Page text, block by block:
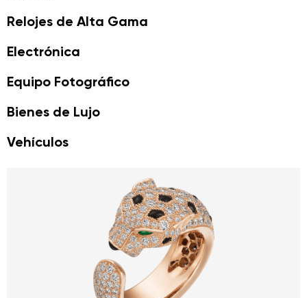
Relojes de Alta Gama
Electrónica
Equipo Fotográfico
Bienes de Lujo
Vehículos